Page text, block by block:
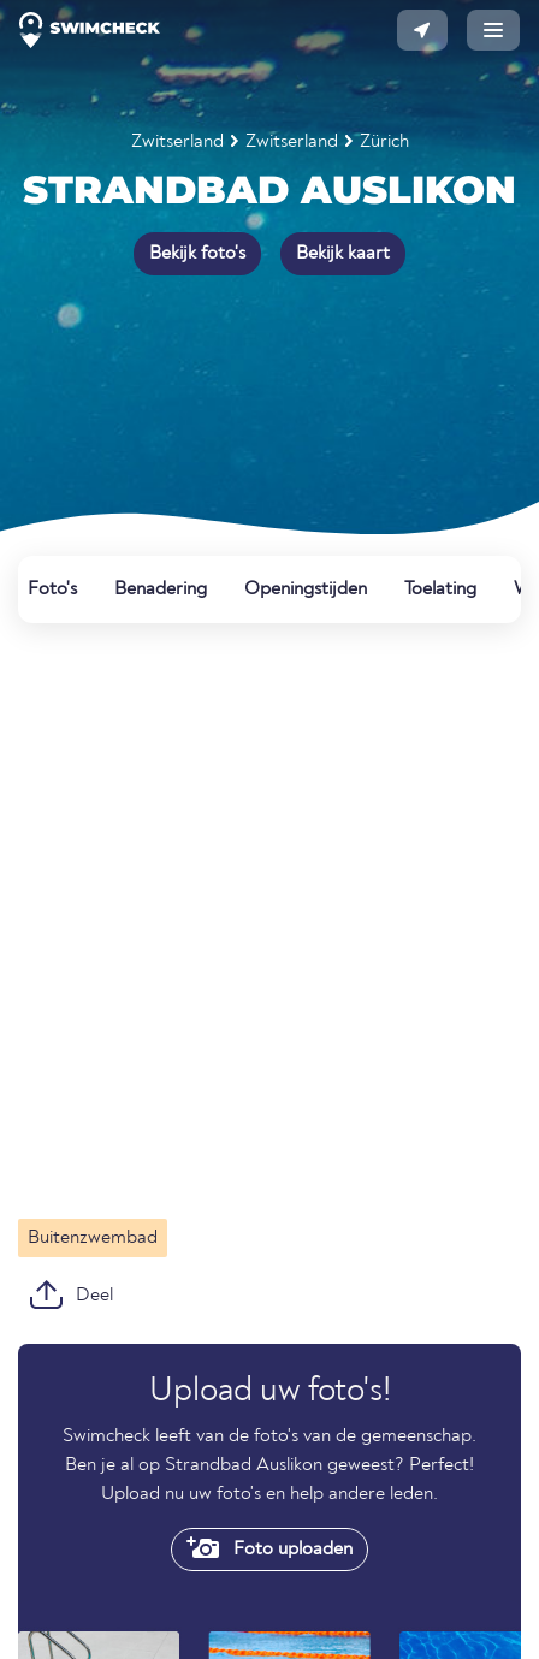
Zwitserland Zwitserland Zürich
STRANDBAD AUSLIKON
Bekijk foto's Bekijk kaart
Foto's Benadering Openingstijden Toelating
Buitenzwembad
Deel
Upload uw foto's!
Swimcheck leeft van de foto's van de gemeenschap.
Ben je al op Strandbad Auslikon geweest? Perfect!
Upload nu uw foto's en help andere leden.
Foto uploaden